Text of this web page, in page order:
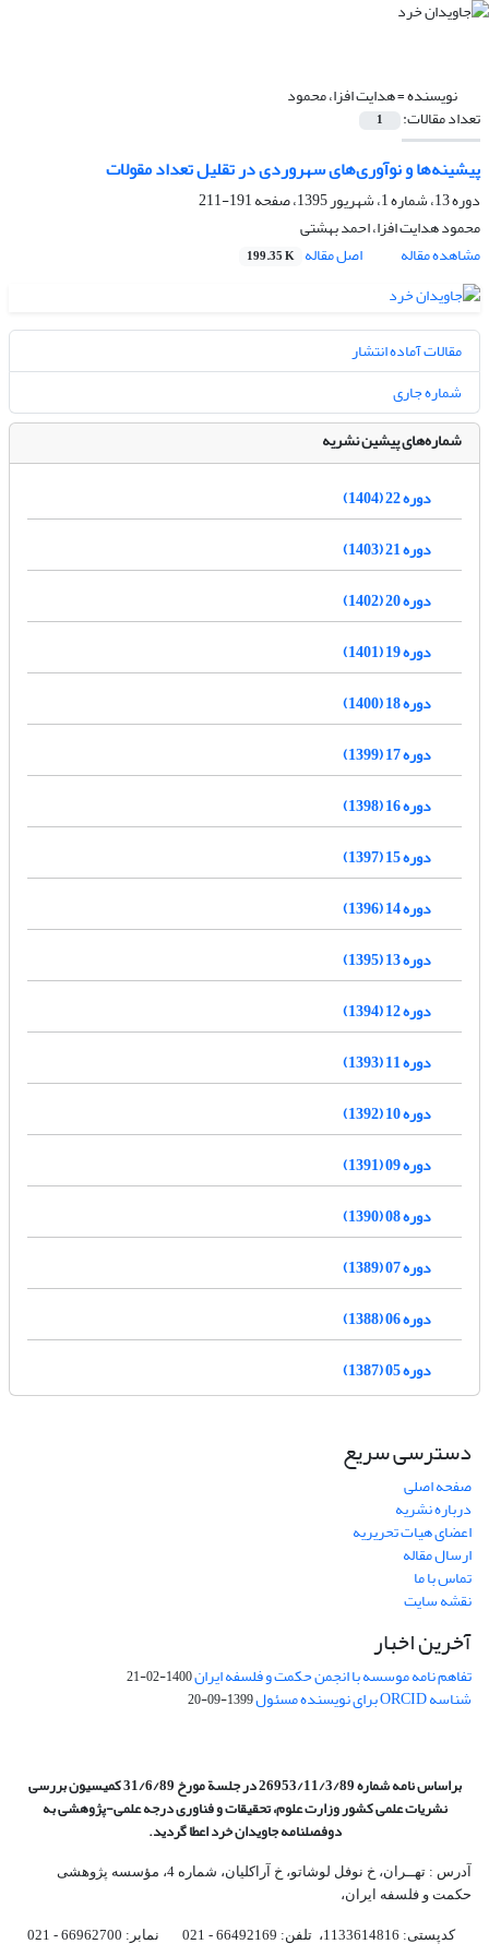
نویسنده =هدایت افزا، محمود
تعداد مقالات: 1
پیشینه‌ها و نوآورى‌های سهروردى در تقلیل تعداد مقولات
دوره 13، شماره 1، شهریور 1395، صفحه
191-211
محمود هدایت افزا، احمد بهشتی
مشاهده مقاله
اصل مقاله 199.35 K
مقالات آماده انتشار
شماره جاری
شماره‌های پیشین نشریه
دوره 22 (1404)
دوره 21 (1403)
دوره 20 (1402)
دوره 19 (1401)
دوره 18 (1400)
دوره 17 (1399)
دوره 16 (1398)
دوره 15 (1397)
دوره 14 (1396)
دوره 13 (1395)
دوره 12 (1394)
دوره 11 (1393)
دوره 10 (1392)
دوره 09 (1391)
دوره 08 (1390)
دوره 07 (1389)
دوره 06 (1388)
دوره 05 (1387)
دسترسی سریع
صفحه اصلی
درباره نشریه
اعضای هیات تحریریه
ارسال مقاله
تماس با ما
نقشه سایت
آخرین اخبار
تفاهم نامه موسسه با انجمن حکمت و فلسفه ایران1400-02-21
شناسه ORCID برای نویسنده مسئول 1399-09-20
براساس نامه شماره 26953/11/3/89 در جلسة مورخ 31/6/89 کمیسیون
بررسی
نشریات علمی کشور وزارت علوم، تحقیقات و فناوری درجه علمی‌-پژوهشیبه
دوفصلنامه جاویدان خرد اعطا گردید.
آدرس : تهــران، خ نوفل لوشاتو، خ آراکلیان، شماره 4،‌ مؤسسه پژوهشی
حکمت و فلسفه ایران،‌
کدپستی: 1133614816، تلفن: 66492169 - 021 نمابر: 66962700 - 021